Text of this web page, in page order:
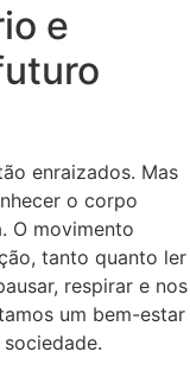
e
enraizados. Mas
o corpo
O movimento
tanto quanto ler
respirar e nos
um bem-estar